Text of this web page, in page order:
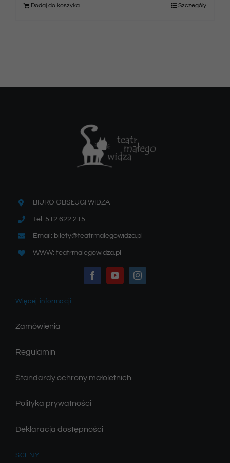
Dodaj do koszyka Szczegóły
BIURO OBSŁUGI WIDZA
Tel: 512 622 215
Email: bilety@teatrmalegowidza.pl
WWW: teatrmalegowidza.pl
Więcej informacji
Zamówienia
Regulamin
Standardy ochrony małoletnich
Polityka prywatności
Deklaracja dostępności
SCENY: